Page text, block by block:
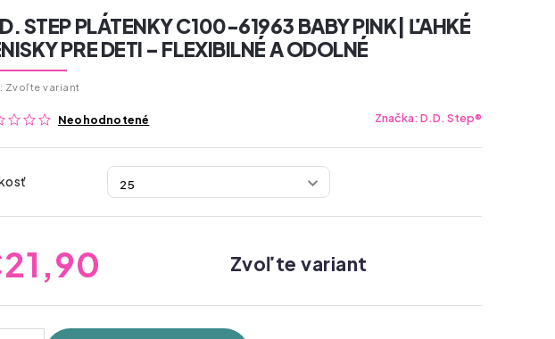
STEP PLÁTENKY C100-61963 BABY PINK| ĽAHKÉ
PRE DETI – FLEXIBILNÉ A ODOLNÉ
Zvoľte variant
Neohodnotené Značka:D.D. Step®
Zvoľte variant